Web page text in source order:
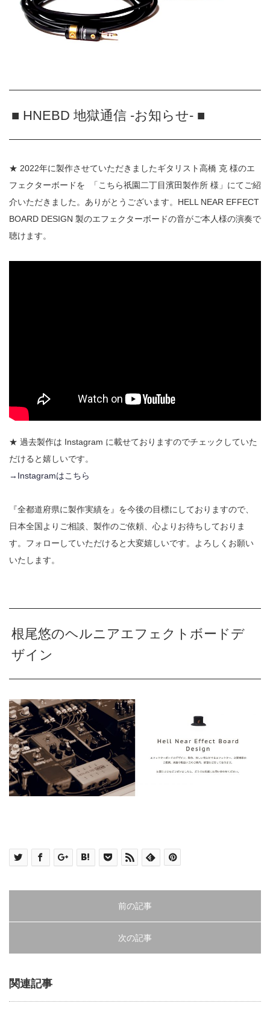
■ HNEBD 地獄通信 -お知らせ- ■
★ 2022年に製作させていただきましたギタリスト高橋 克 様のエ
フェクターボードを
「こちら祇園二丁目濱田製作所 様」にてご紹
介いただきました。ありがとうございます。HELL NEAR EFFECT
BOARD DESIGN 製のエフェクターボードの音がご本人様の演奏で
聴けます。
★ 過去製作は Instagram に載せておりますのでチェックしていた
だけると嬉しいです。
→Instagramはこちら
『全都道府県に製作実績を』を今後の目標にしておりますので、
日本全国よりご相談、製作のご依頼、心よりお待ちしておりま
す。フォローしていただけると大変嬉しいです。よろしくお願い
いたします。
根尾悠のヘルニアエフェクトボードデ
ザイン
前の記事
次の記事
関連記事